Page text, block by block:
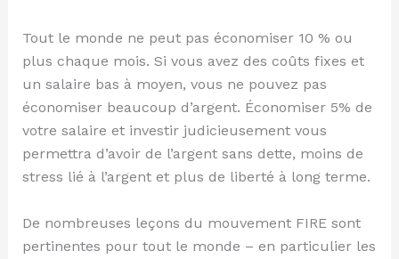
Tout le monde ne peut pas économiser 10 % ou
plus chaque mois. Si vous avez des coûts fixes et
un salaire bas à moyen, vous ne pouvez pas
économiser beaucoup d’argent. Économiser 5% de
votre salaire et investir judicieusement vous
permettra d’avoir de l’argent sans dette, moins de
stress lié à l’argent et plus de liberté à long terme.
De nombreuses leçons du mouvement FIRE sont
pertinentes pour tout le monde – en particulier les